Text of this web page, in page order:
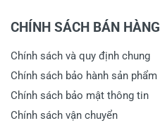
CHÍNH SÁCH BÁN HÀNG
Chính sách và quy định chung
Chính sách bảo hành sản phẩm
Chính sách bảo mật thông tin
Chính sách vận chuyển